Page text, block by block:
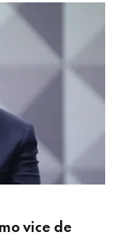
vice de